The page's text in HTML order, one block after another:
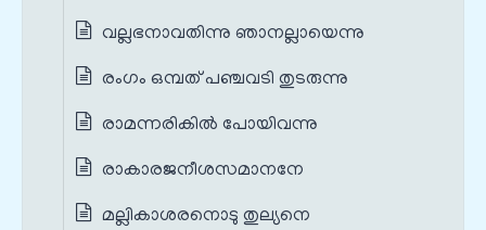
വല്ലഭനാവതിന്നു ഞാനല്ലായെന്നു
രംഗം ഒമ്പത് പഞ്ചവടി തുടരുന്നു
രാമന്നരികിൽ പോയിവന്നു
രാകാരജനീശസമാനനേ
മല്ലികാശരനൊടു തുല്യനെ